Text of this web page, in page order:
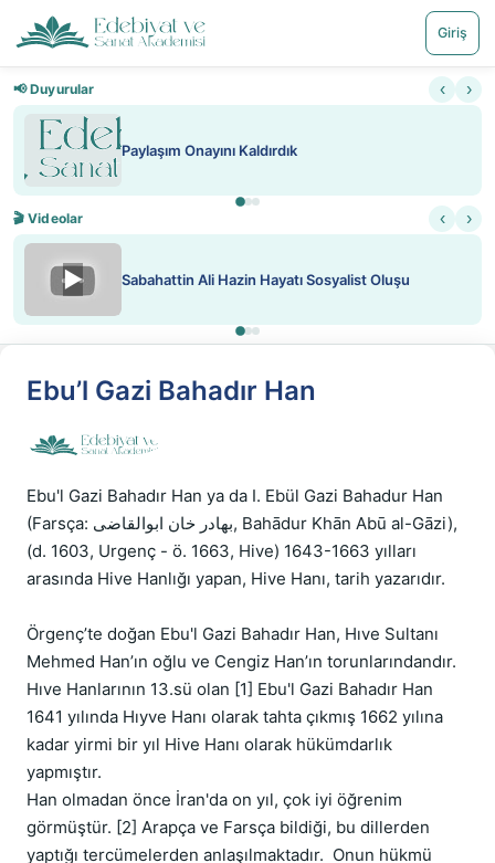
Giriş
📢 Duyurular ‹ ›
Paylaşım Onayını Kaldırdık
🎬 Videolar ‹ ›
▶ Sabahattin Ali Hazin Hayatı Sosyalist Oluşu
Ebu’l Gazi Bahadır Han
Ebu'l Gazi Bahadır Han ya da I. Ebül Gazi Bahadur Han
(Farsça: بهادر خان ابوالقاضى, Bahādur Khān Abū al-Gāzi),
(d. 1603, Urgenç - ö. 1663, Hive) 1643-1663 yılları
arasında Hive Hanlığı yapan, Hive Hanı, tarih yazarıdır.
Örgenç’te doğan Ebu'l Gazi Bahadır Han, Hıve Sultanı
Mehmed Han’ın oğlu ve Cengiz Han’ın torunlarındandır.
Hıve Hanlarının 13.sü olan [1] Ebu'l Gazi Bahadır Han
1641 yılında Hıyve Hanı olarak tahta çıkmış 1662 yılına
kadar yirmi bir yıl Hive Hanı olarak hükümdarlık
yapmıştır.
Han olmadan önce İran'da on yıl, çok iyi öğrenim
görmüştür. [2] Arapça ve Farsça bildiği, bu dillerden
yaptığı tercümelerden anlaşılmaktadır.  Onun hükmü